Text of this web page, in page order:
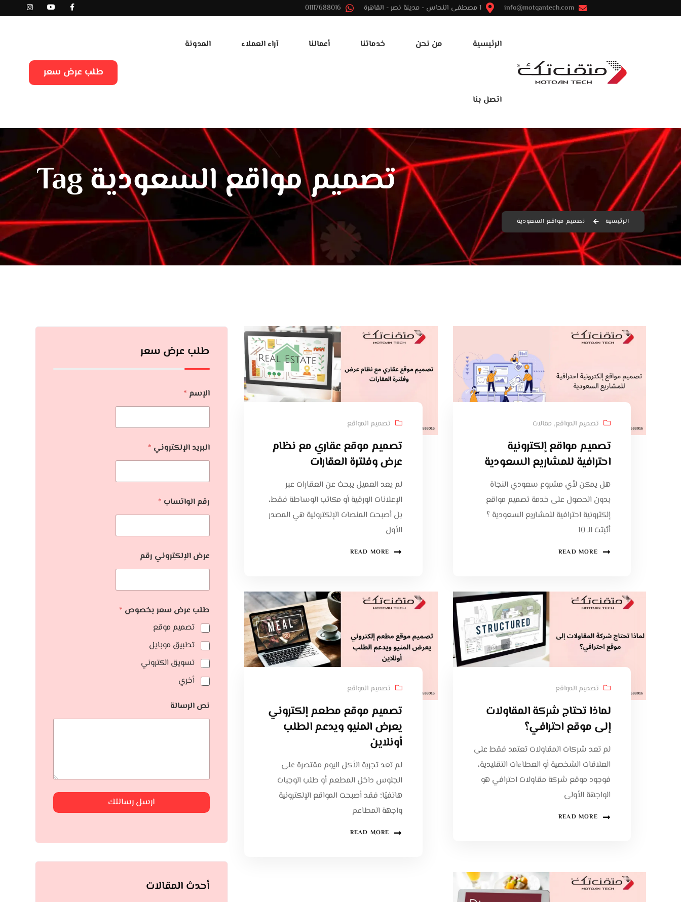
info@motqantech.com
الرئيسية من نحن خدماتنا أعمالنا آراء العملاء المدونة
اتصل بنا
طلب عرض سعر
تصميم مواقع السعودية Tag
الرئيسية تصميم مواقع السعودية
تصميم المواقع, مقالات
تصميم مواقع إلكترونية
احترافية للمشاريع السعودية
هل يمكن لأي مشروع سعودي النجاة
بدون الحصول على خدمة تصميم مواقع
إلكترونية احترافية للمشاريع السعودية ؟
أثبتت الـ 10
READ MORE
تصميم المواقع
تصميم موقع عقاري مع نظام
عرض وفلترة العقارات
لم يعد العميل يبحث عن العقارات عبر
الإعلانات الورقية أو مكاتب الوساطة فقط،
بل أصبحت المنصات الإلكترونية هي المصدر
الأول
READ MORE
تصميم المواقع
لماذا تحتاج شركة المقاولات
إلى موقع احترافي؟
لم تعد شركات المقاولات تعتمد فقط على
العلاقات الشخصية أو العطاءات التقليدية،
فوجود موقع شركة مقاولات احترافي هو
الواجهة الأولى
READ MORE
تصميم المواقع
تصميم موقع مطعم إلكتروني
يعرض المنيو ويدعم الطلب
أونلاين
لم تعد تجربة الأكل اليوم مقتصرة على
الجلوس داخل المطعم أو طلب الوجبات
هاتفيًا؛ فقد أصبحت المواقع الإلكترونية
واجهة المطاعم
READ MORE
طلب عرض سعر
الإسم *
البريد الإلكتروني *
رقم الواتساب *
عرض الإلكتروني رقم
طلب عرض سعر بخصوص *
تصميم موقع
تطبيق موبايل
تسويق الكتروني
أخري
نص الرسالة
ارسل رسالتك
أحدث المقالات